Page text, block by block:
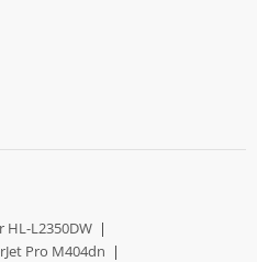
HL-L2350DW |
Pro M404dn |